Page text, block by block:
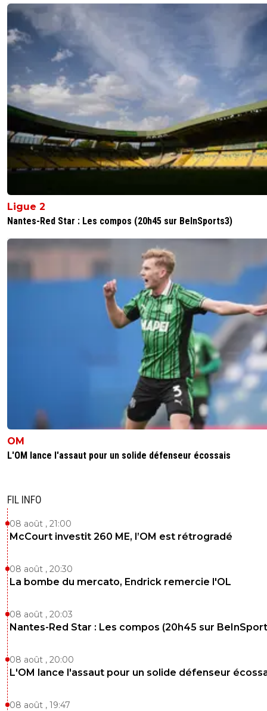
Ligue 2
Nantes-Red Star : Les compos (20h45 sur BeInSports3)
OM
L'OM lance l'assaut pour un solide défenseur écossais
FIL INFO
08 août , 21:00
McCourt investit 260 ME, l’OM est rétrogradé
08 août , 20:30
La bombe du mercato, Endrick remercie l'OL
08 août , 20:03
Nantes-Red Star : Les compos (20h45 sur
08 août , 20:00
L'OM lance l'assaut pour un solide défenseur
08 août , 19:47